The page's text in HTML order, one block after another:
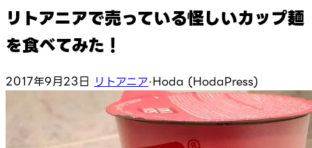
リトアニアで売っている怪しいカップ麺
を食べてみた！
2017年9月23日 リトアニア·Hoda (HodaPress)